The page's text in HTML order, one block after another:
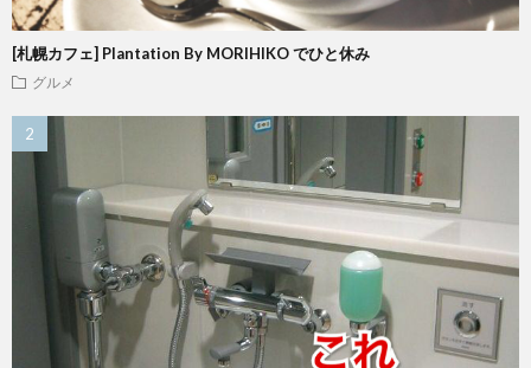
[札幌カフェ] Plantation By MORIHIKO でひと休み
グルメ